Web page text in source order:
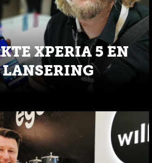
XPERIA 5 EN